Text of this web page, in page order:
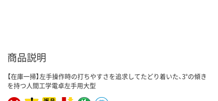
商品説明
【在庫一掃】左手操作時の打ちやすさを追求してたどり着いた、3°の傾き
を持つ人間工学電卓左手用大型